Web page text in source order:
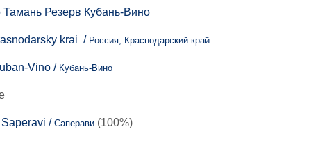
krai / Россия, Краснодарский край
Vino / Кубань-Вино
Saperavi / Саперави(100%)